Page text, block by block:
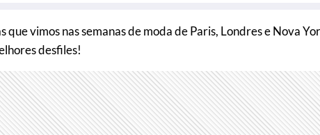
vimos nas semanas de moda de Paris, Londres e Nova
desfiles!